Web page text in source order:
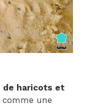
de haricots et
une